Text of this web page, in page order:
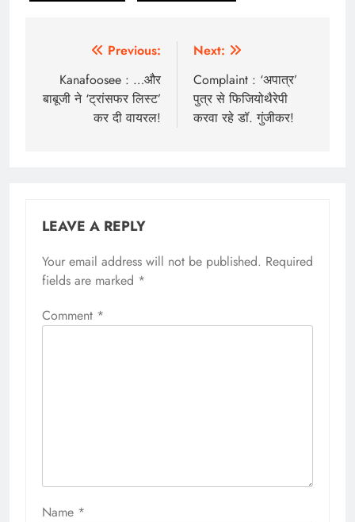
navigation
Previous:
Kanafoosee : …और
बाबूजी ने ‘ट्रांसफर लिस्ट’
कर दी वायरल!
Next:
Complaint : ‘अपात्र’
पुत्र से फिजियोथैरेपी
करवा रहे डॉ. गुंजीकर!
LEAVE A REPLY
Your email address will not be published. Required
fields are marked *
Comment *
Name *